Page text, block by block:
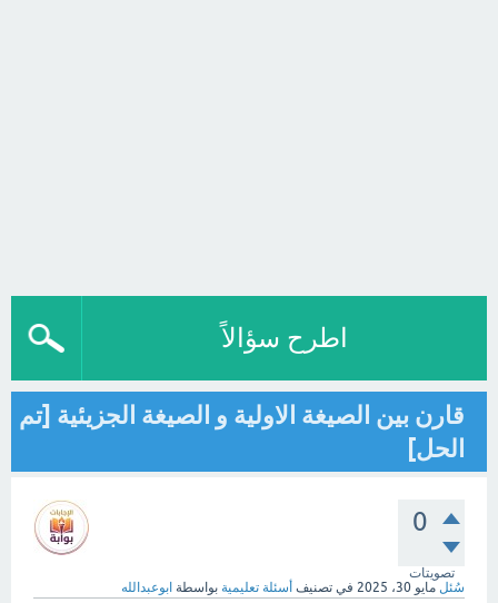
اطرح سؤالاً
قارن بين الصيغة الاولية و الصيغة الجزيئية [تم
الحل]
0
تصويتات
سُئل مايو 30، 2025 في تصنيف أسئلة تعليمية بواسطة ابوعبدالله